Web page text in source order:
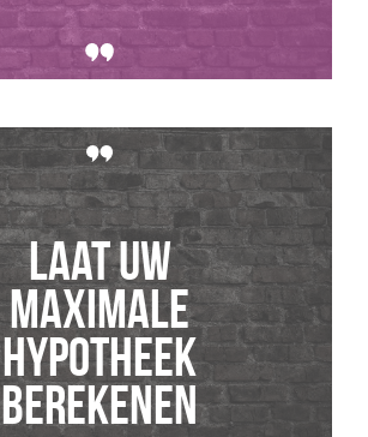
Laat uw
maximale
hypotheek
berekenen